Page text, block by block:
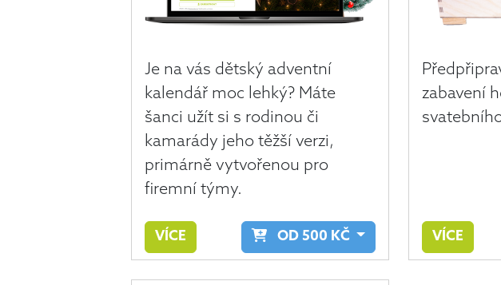
Je na vás dětský adventní
kalendář moc lehký? Máte
šanci užít si s rodinou či
kamarády jeho těžší verzi,
primárně vytvořenou pro
firemní týmy.
VÍCE OD 500 KČ
zabavení
VÍCE